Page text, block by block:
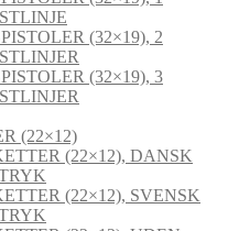
(32×19), 2
(32×19), 3
(22×12)
(22×12), DANSK
(22×12), SVENSK